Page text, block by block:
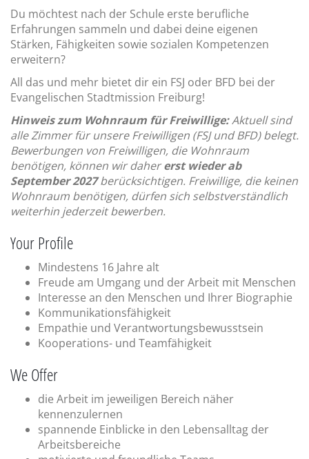
Du möchtest nach der Schule erste berufliche
Erfahrungen sammeln und dabei deine eigenen
Stärken, Fähigkeiten sowie sozialen Kompetenzen
erweitern?
All das und mehr bietet dir ein FSJ oder BFD bei der
Evangelischen Stadtmission Freiburg!
Hinweis zum Wohnraum für Freiwillige:Aktuell sind
alle Zimmer für unsere Freiwilligen (FSJ und BFD) belegt.
Bewerbungen von Freiwilligen, die Wohnraum
benötigen, können wir dahererst wieder ab
September 2027berücksichtigen. Freiwillige, die keinen
Wohnraum benötigen, dürfen sich selbstverständlich
weiterhin jederzeit bewerben.
Your Profile
Mindestens 16 Jahre alt
Freude am Umgang und der Arbeit mit Menschen
Interesse an den Menschen und Ihrer Biographie
Kommunikationsfähigkeit
Empathie und Verantwortungsbewusstsein
Kooperations- und Teamfähigkeit
We Offer
die Arbeit im jeweiligen Bereich näher
kennenzulernen
spannende Einblicke in den Lebensalltag der
Arbeitsbereiche